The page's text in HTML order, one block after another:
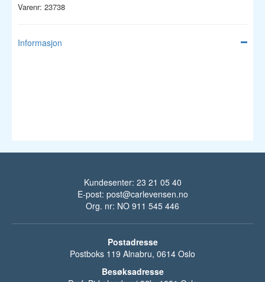
Varenr: 23738
Informasjon
Kundesenter: 23 21 05 40
E-post: post@carlevensen.no
Org. nr: NO 911 545 446
Postadresse
Postboks 119 Alnabru, 0614 Oslo
Besøksadresse